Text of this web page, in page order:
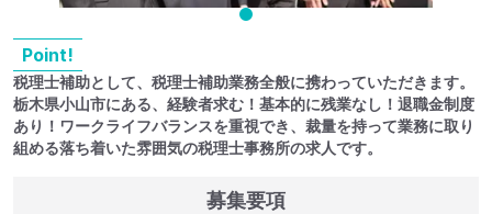
Point!
税理士補助として、税理士補助業務全般に携わっていただきます。
栃木県小山市にある、経験者求む！基本的に残業なし！退職金制度
あり！ワークライフバランスを重視でき、裁量を持って業務に取り
組める落ち着いた雰囲気の税理士事務所の求人です。
募集要項